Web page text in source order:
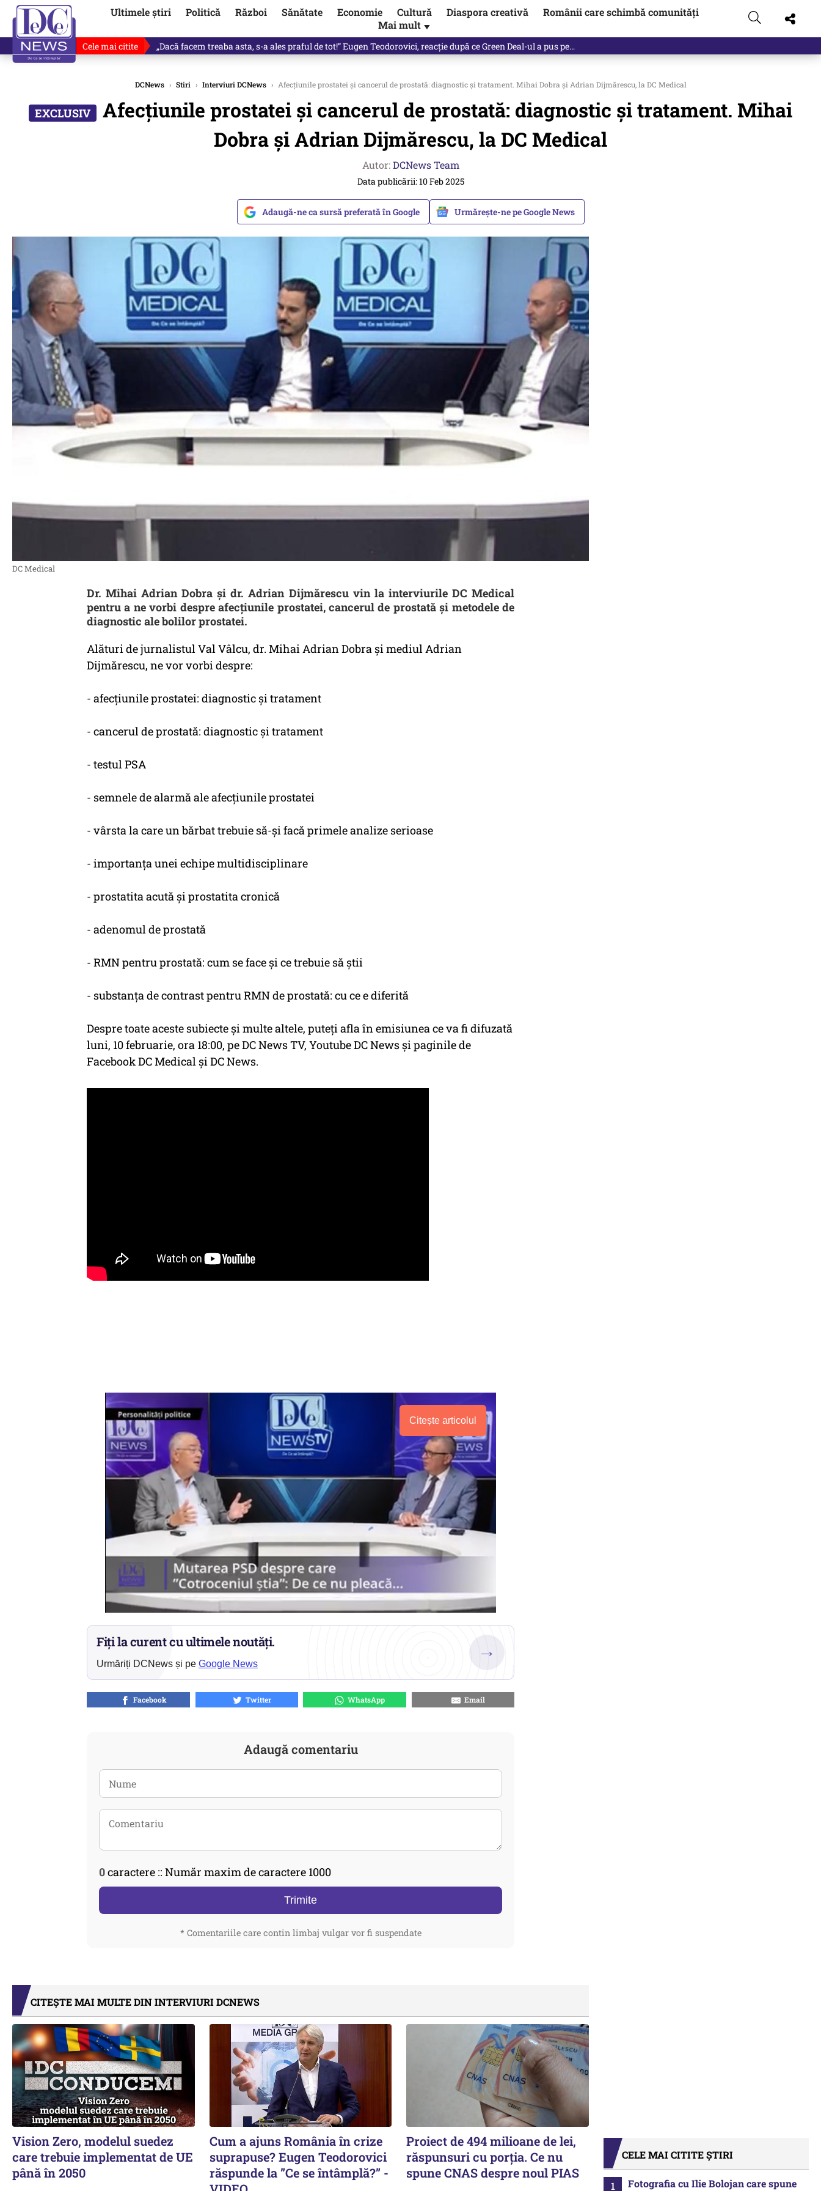
Ultimele știri Politică Război Sănătate Economie Cultură Diaspora creativă
Românii care schimbă comunități
Mai mult ▼
Cele mai citite Victor Ponta, anunț despre noul partid și viitorul său politic / video
DCNews › Stiri › Interviuri DCNews › Afecțiunile prostatei și cancerul de prostată: diagnostic și tratament. Mihai Dobra și Adrian Dijmărescu, la DC Medical
Afecțiunile prostatei și cancerul de prostată: diagnostic și tratament. Mihai
Dobra și Adrian Dijmărescu, la DC Medical
Autor:DCNews Team
Data publicării: 10 Feb 2025
Adaugă-ne ca sursă preferată în Google Urmărește-ne pe Google News
DC Medical
Dr. Mihai Adrian Dobra și dr. Adrian Dijmărescu vin la interviurile DC Medical
pentru a ne vorbi despre afecțiunile prostatei, cancerul de prostată și metodele de
diagnostic ale bolilor prostatei.
Alături de jurnalistul Val Vâlcu, dr. Mihai Adrian Dobra și mediul Adrian
Dijmărescu, ne vor vorbi despre:
- afecțiunile prostatei: diagnostic și tratament
- cancerul de prostată: diagnostic și tratament
- testul PSA
- semnele de alarmă ale afecțiunile prostatei
- vârsta la care un bărbat trebuie să-și facă primele analize serioase
- importanța unei echipe multidisciplinare
- prostatita acută și prostatita cronică
- adenomul de prostată
- RMN pentru prostată: cum se face și ce trebuie să știi
- substanța de contrast pentru RMN de prostată: cu ce e diferită
Despre toate aceste subiecte și multe altele, puteți afla în emisiunea ce va fi difuzată
luni, 10 februarie, ora 18:00, pe DC News TV, Youtube DC News și paginile de
Facebook DC Medical și DC News.
Citește articolul
Fiți la curent cu ultimele noutăți.
Urmăriți DCNews și pe Google News
→
Facebook Twitter WhatsApp Email
Adaugă comentariu
0caractere :: Număr maxim de caractere 1000
Trimite
* Comentariile care contin limbaj vulgar vor fi suspendate
CITEȘTE MAI MULTE DIN INTERVIURI DCNEWS
Vision Zero, modelul suedez
care trebuie implementat de UE
până în 2050
Cum a ajuns România în crize
suprapuse? Eugen Teodorovici
răspunde la ”Ce se întâmplă?” -
Proiect de 494 milioane de lei,
răspunsuri cu porția. Ce nu
spune CNAS despre noul PIAS
CELE MAI CITITE ȘTIRI
Fotografia cu Ilie Bolojan care spune